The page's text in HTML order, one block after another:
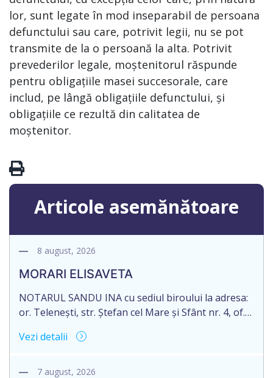
lor, sunt legate în mod inseparabil de persoana
defunctului sau care, potrivit legii, nu se pot
transmite de la o persoană la alta. Potrivit
prevederilor legale, moștenitorul răspunde
pentru obligațiile masei succesorale, care
includ, pe lângă obligațiile defunctului, și
obligațiile ce rezultă din calitatea de
moștenitor.
Articole asemănătoare
8 august, 2026
MORARI ELISAVETA
NOTARUL SANDU INA cu sediul biroului la adresa:
or. Telenești, str. Ștefan cel Mare și Sfânt nr. 4, of.
succesorale în urma decesului cet. MORARI
2005035073658, decedat/ă la data de 09.03.2026
Vezi detalii
7 august, 2026